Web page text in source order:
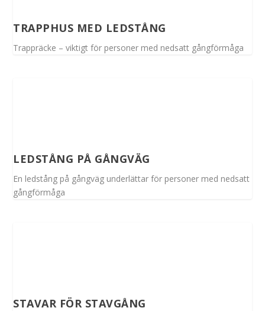
TRAPPHUS MED LEDSTÅNG
Trappräcke – viktigt för personer med nedsatt gångförmåga
LEDSTÅNG PÅ GÅNGVÄG
En ledstång på gångväg underlättar för personer med nedsatt
gångförmåga
STAVAR FÖR STAVGÅNG